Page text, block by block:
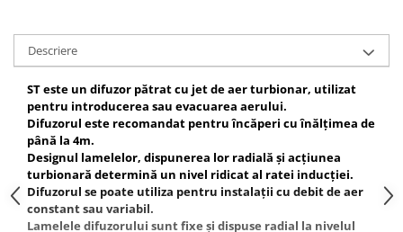
Descriere
ST este un difuzor pătrat cu jet de aer turbionar, utilizat
pentru introducerea sau evacuarea aerului.
Difuzorul este recomandat pentru încăperi cu înălțimea de
până la 4m.
Designul lamelelor, dispunerea lor radială și acțiunea
turbionară determină un nivel ridicat al ratei inducției.
Difuzorul se poate utiliza pentru instalații cu debit de aer
constant sau variabil.
Lamelele difuzorului sunt fixe și dispuse radial la nivelul